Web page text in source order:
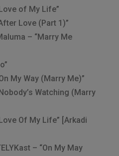
of My Life”
Love (Part 1)”
– “Marry Me
My Way (Marry Me)”
Watching (Marry
Of My Life” [Arkadi
– “On My May